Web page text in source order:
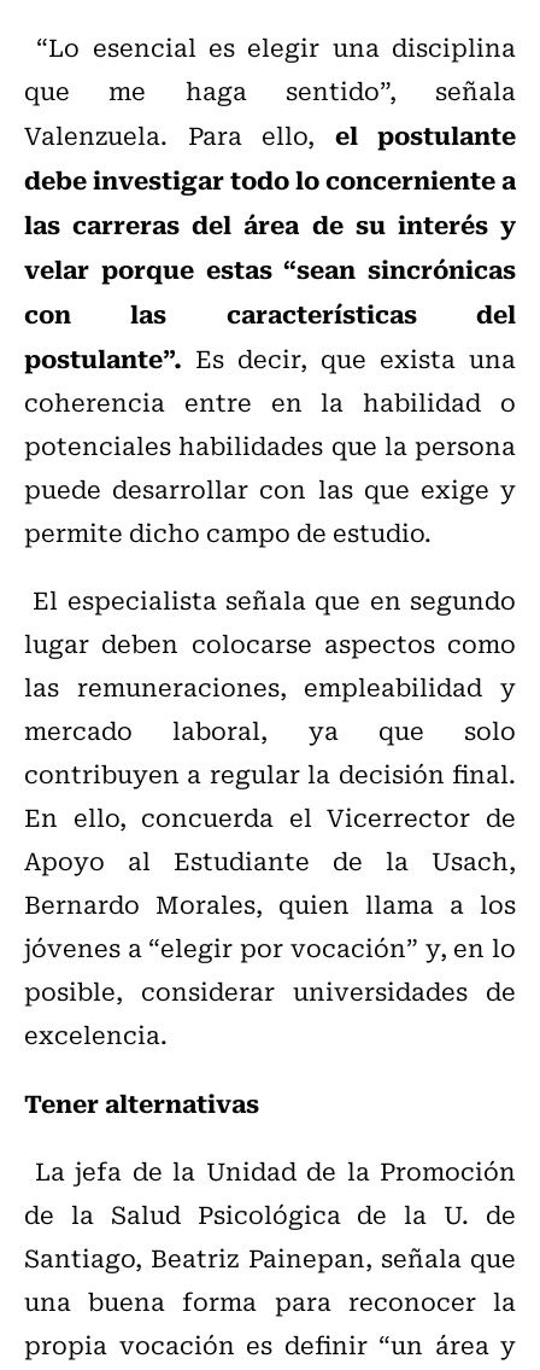
“Lo esencial es elegir una disciplina
que me haga sentido”, señala
Valenzuela. Para ello, el postulante
debe investigar todo lo concerniente a
las carreras del área de su interés y
velar porque estas “sean sincrónicas
con las características del
postulante”. Es decir, que exista una
coherencia entre en la habilidad o
potenciales habilidades que la persona
puede desarrollar con las que exige y
permite dicho campo de estudio.
El especialista señala que en segundo
lugar deben colocarse aspectos como
las remuneraciones, empleabilidad y
mercado laboral, ya que solo
contribuyen a regular la decisión final.
En ello, concuerda el Vicerrector de
Apoyo al Estudiante de la Usach,
Bernardo Morales, quien llama a los
jóvenes a “elegir por vocación” y, en lo
posible, considerar universidades de
excelencia.
Tener alternativas
La jefa de la Unidad de la Promoción
de la Salud Psicológica de la U. de
Santiago, Beatriz Painepan, señala que
una buena forma para reconocer la
propia vocación es definir “un área y